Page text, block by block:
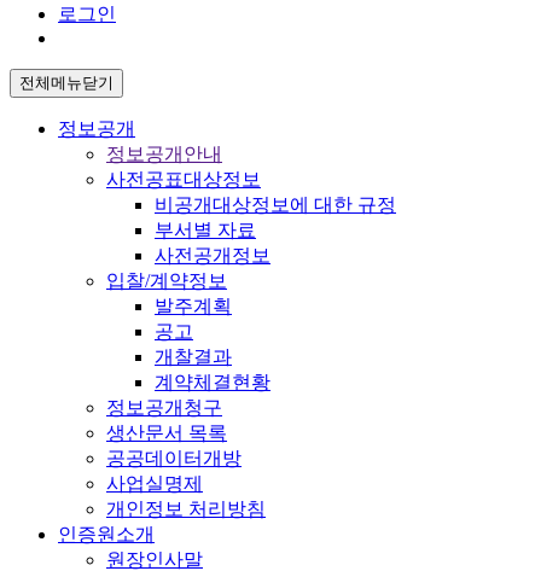
로그인
전체메뉴닫기
정보공개
정보공개안내
사전공표대상정보
비공개대상정보에 대한 규정
부서별 자료
사전공개정보
입찰/계약정보
발주계획
공고
개찰결과
계약체결현황
정보공개청구
생산문서 목록
공공데이터개방
사업실명제
개인정보 처리방침
인증원소개
원장인사말